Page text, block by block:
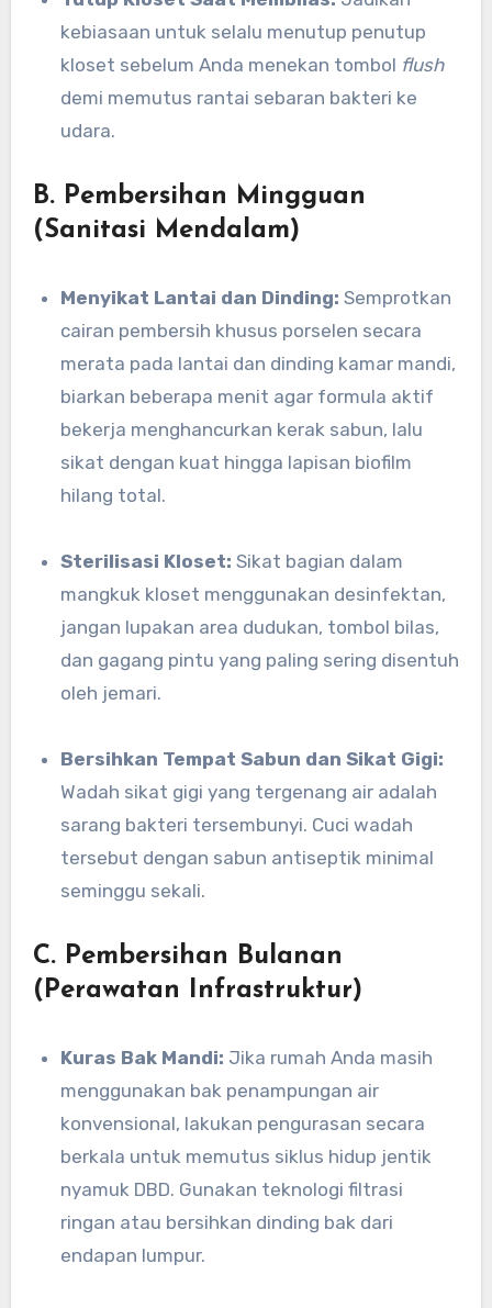
kebiasaan untuk selalu menutup penutup
kloset sebelum Anda menekan tombol flush
demi memutus rantai sebaran bakteri ke
udara.
B. Pembersihan Mingguan
(Sanitasi Mendalam)
Menyikat Lantai dan Dinding: Semprotkan
cairan pembersih khusus porselen secara
merata pada lantai dan dinding kamar mandi,
biarkan beberapa menit agar formula aktif
bekerja menghancurkan kerak sabun, lalu
sikat dengan kuat hingga lapisan biofilm
hilang total.
Sterilisasi Kloset: Sikat bagian dalam
mangkuk kloset menggunakan desinfektan,
jangan lupakan area dudukan, tombol bilas,
dan gagang pintu yang paling sering disentuh
oleh jemari.
Bersihkan Tempat Sabun dan Sikat Gigi:
Wadah sikat gigi yang tergenang air adalah
sarang bakteri tersembunyi. Cuci wadah
tersebut dengan sabun antiseptik minimal
seminggu sekali.
C. Pembersihan Bulanan
(Perawatan Infrastruktur)
Kuras Bak Mandi: Jika rumah Anda masih
menggunakan bak penampungan air
konvensional, lakukan pengurasan secara
berkala untuk memutus siklus hidup jentik
nyamuk DBD. Gunakan teknologi filtrasi
ringan atau bersihkan dinding bak dari
endapan lumpur.